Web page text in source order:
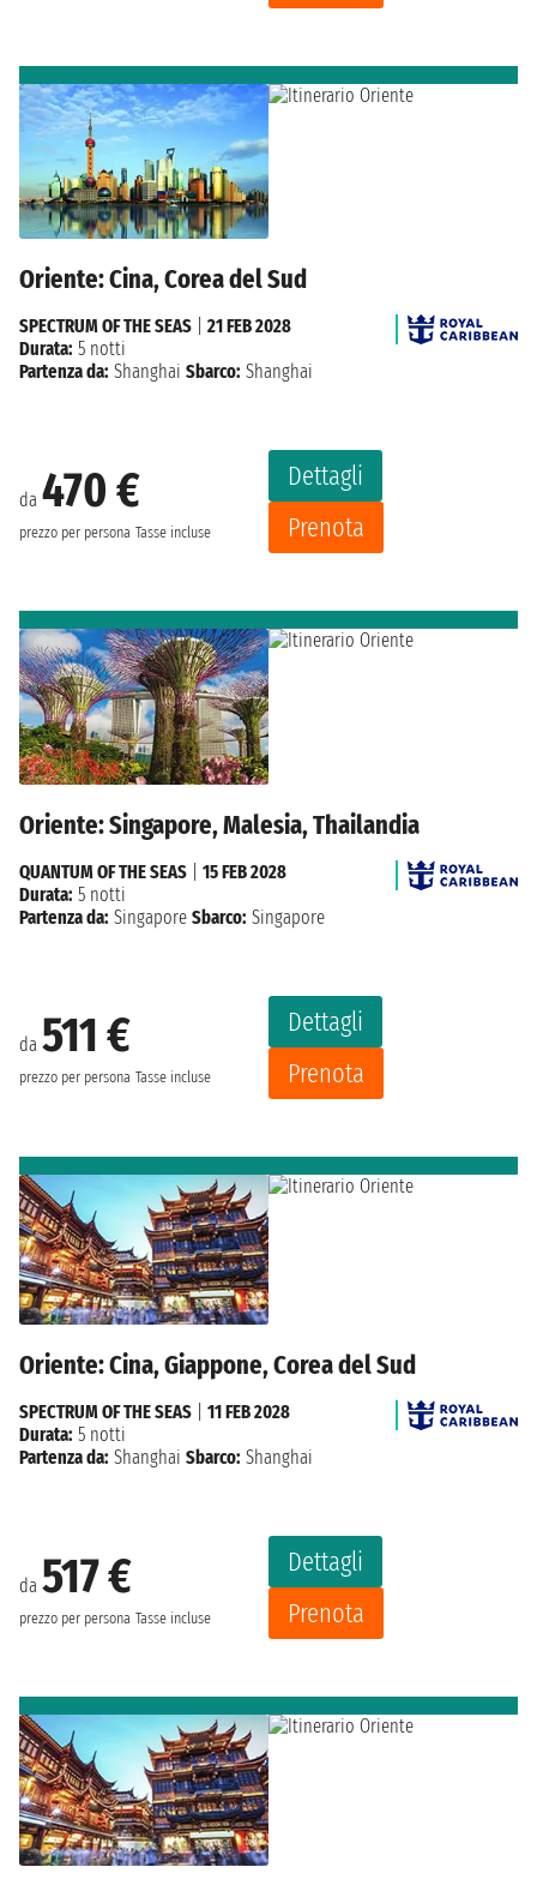
Oriente: Cina, Corea del Sud
da 470 €
prezzo per persona Tasse incluse
Dettagli
Prenota
SPECTRUM OF THE SEAS
21 FEB 2028
Durata: 5 notti
Partenza da: Shanghai Sbarco: Shanghai
Oriente: Singapore, Malesia, Thailandia
da 511 €
prezzo per persona Tasse incluse
Dettagli
Prenota
QUANTUM OF THE SEAS
15 FEB 2028
Durata: 5 notti
Partenza da: Singapore Sbarco: Singapore
Oriente: Cina, Giappone, Corea del Sud
da 517 €
prezzo per persona Tasse incluse
Dettagli
Prenota
SPECTRUM OF THE SEAS
11 FEB 2028
Durata: 5 notti
Partenza da: Shanghai Sbarco: Shanghai